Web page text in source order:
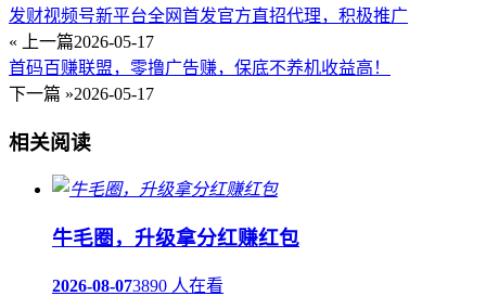
发财视频号新平台全网首发官方直招代理，积极推广
« 上一篇2026-05-17
首码百赚联盟，零撸广告赚，保底不养机收益高！
下一篇 »2026-05-17
相关阅读
牛毛圈，升级拿分红赚红包
2026-08-073890 人在看